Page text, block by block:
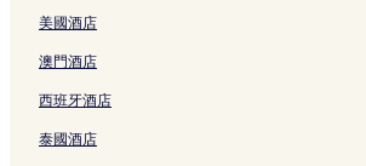
美國酒店
澳門酒店
西班牙酒店
泰國酒店